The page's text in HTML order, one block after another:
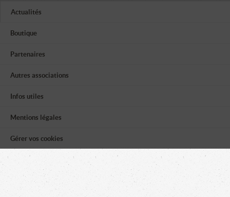
Actualités
Boutique
Partenaires
Autres associations
Infos utiles
Mentions légales
Gérer vos cookies